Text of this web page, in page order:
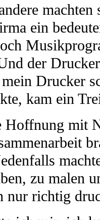
ein
der
Drucker
kam ein
Hoffnung mit
zu malen
nur richtig